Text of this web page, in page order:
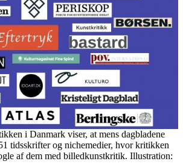
i Danmark viser, at mens dagbladene
tidsskrifter og nichemedier, hvor kritikken
af dem med billedkunstkritik. Illustration: